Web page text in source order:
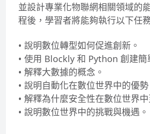
並設計專業化物聯網相關領域的
程後，學習者將能夠執行以下任
• 說明數位轉型如何促進創新。
• 使用 Blockly 和 Python 創建簡
• 解釋大數據的概念。
• 說明自動化在數位世界中的優勢
• 解釋為什麼安全性在數位世界中
• 說明數位世界中的挑戰與機遇。